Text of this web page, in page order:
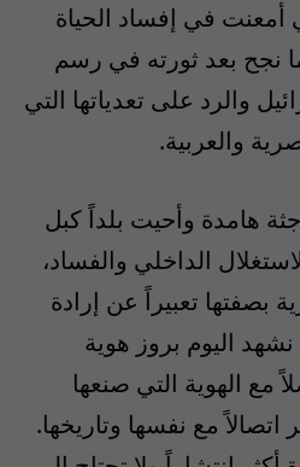
أمعنت في إفساد الحياة
نجح بعد ثورته في رسم
والرد على تعدياتها التي
والعربية.
هامدة وأحيت بلداً كبل
الداخلي والفساد،
بصفتها تعبيراً عن إرادة
نشهد اليوم بروز هوية
مع الهوية التي صنعها
اتصالاً مع نفسها وتاريخها.